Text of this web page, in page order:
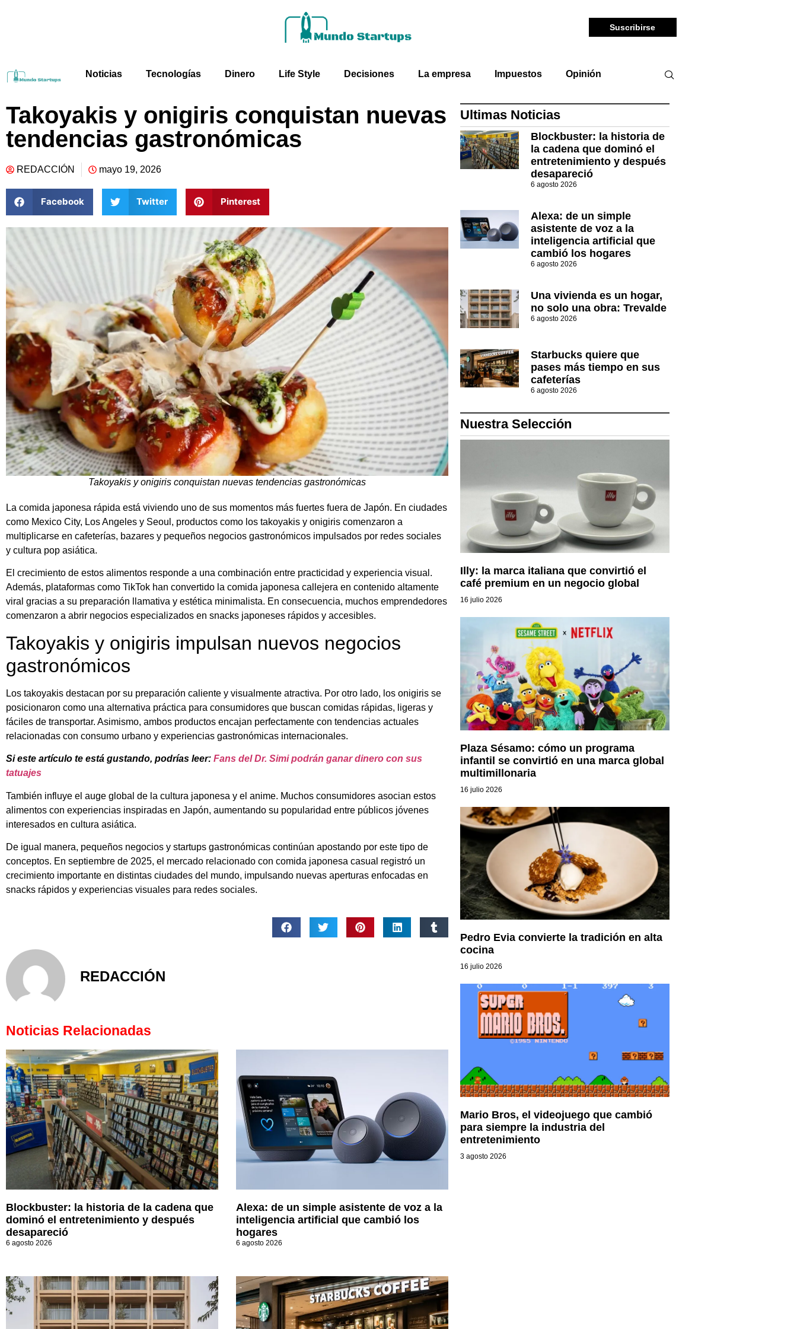
Suscribirse
Noticias Tecnologías Dinero Life Style Decisiones La empresa Impuestos Opinión
Takoyakis y onigiris conquistan nuevas
tendencias gastronómicas
REDACCIÓN mayo 19, 2026
Facebook Twitter Pinterest
Takoyakis y onigiris conquistan nuevas tendencias gastronómicas
La comida japonesa rápida está viviendo uno de sus momentos más fuertes fuera de Japón. En ciudades
como Mexico City, Los Angeles y Seoul , productos como los takoyakis y onigiris comenzaron a
multiplicarse en cafeterías, bazares y pequeños negocios gastronómicos impulsados por redes sociales
y cultura pop asiática.
El crecimiento de estos alimentos responde a una combinación entre practicidad y experiencia visual.
Además, plataformas como TikTok han convertido la comida japonesa callejera en contenido altamente
viral gracias a su preparación llamativa y estética minimalista. En consecuencia, muchos emprendedores
comenzaron a abrir negocios especializados en snacks japoneses rápidos y accesibles.
Takoyakis y onigiris impulsan nuevos negocios
gastronómicos
Los takoyakis destacan por su preparación caliente y visualmente atractiva. Por otro lado, los onigiris se
posicionaron como una alternativa práctica para consumidores que buscan comidas rápidas, ligeras y
fáciles de transportar. Asimismo, ambos productos encajan perfectamente con tendencias actuales
relacionadas con consumo urbano y experiencias gastronómicas internacionales.
Si este artículo te está gustando, podrías leer: Fans del Dr. Simi podrán ganar dinero con sus
tatuajes
También influye el auge global de la cultura japonesa y el anime. Muchos consumidores asocian estos
alimentos con experiencias inspiradas en Japón, aumentando su popularidad entre públicos jóvenes
interesados en cultura asiática.
De igual manera, pequeños negocios y startups gastronómicas continúan apostando por este tipo de
conceptos. En septiembre de 2025, el mercado relacionado con comida japonesa casual registró un
crecimiento importante en distintas ciudades del mundo, impulsando nuevas aperturas enfocadas en
snacks rápidos y experiencias visuales para redes sociales.
REDACCIÓN
Noticias Relacionadas
Blockbuster: la historia de la cadena que
dominó el entretenimiento y después
desapareció
6 agosto 2026
Alexa: de un simple asistente de voz a la
inteligencia artificial que cambió los
hogares
6 agosto 2026
Ultimas Noticias
Blockbuster: la historia de
la cadena que dominó el
entretenimiento y después
desapareció
6 agosto 2026
Alexa: de un simple
asistente de voz a la
inteligencia artificial que
cambió los hogares
6 agosto 2026
Una vivienda es un hogar,
no solo una obra: Trevalde
6 agosto 2026
Starbucks quiere que
pases más tiempo en sus
cafeterías
6 agosto 2026
Nuestra Selección
Illy: la marca italiana que convirtió el
café premium en un negocio global
16 julio 2026
Plaza Sésamo: cómo un programa
infantil se convirtió en una marca global
multimillonaria
16 julio 2026
Pedro Evia convierte la tradición en alta
cocina
16 julio 2026
Mario Bros, el videojuego que cambió
para siempre la industria del
entretenimiento
3 agosto 2026